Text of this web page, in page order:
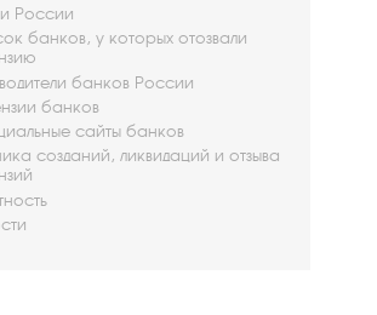
России
банков, у которых отозвали
банков России
банков
сайты банков
созданий, ликвидаций и отзыва